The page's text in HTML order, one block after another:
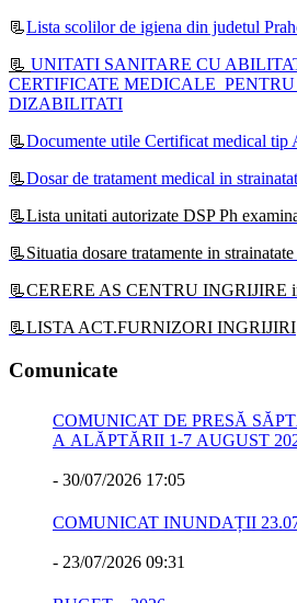
📃Lista scolilor de igiena din judetul
📃 UNITATI SANITARE CU
CERTIFICATE MEDICALE
DIZABILITATI
📃Documente utile Certificat medical tip
📃Dosar de tratament medical in
📃Lista unitati autorizate DSP Ph
📃Situatia dosare tratamente in
📃CERERE AS CENTRU INGRIJIRE
📃LISTA ACT.FURNIZORI INGRIJIRI
Comunicate
COMUNICAT DE PRESĂ
A ALĂPTĂRII 1-7 AUGUST
- 30/07/2026 17:05
COMUNICAT INUNDAȚII
- 23/07/2026 09:31